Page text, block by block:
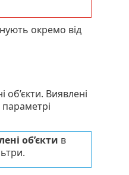
окремо від
Виявлені
об’єкти в